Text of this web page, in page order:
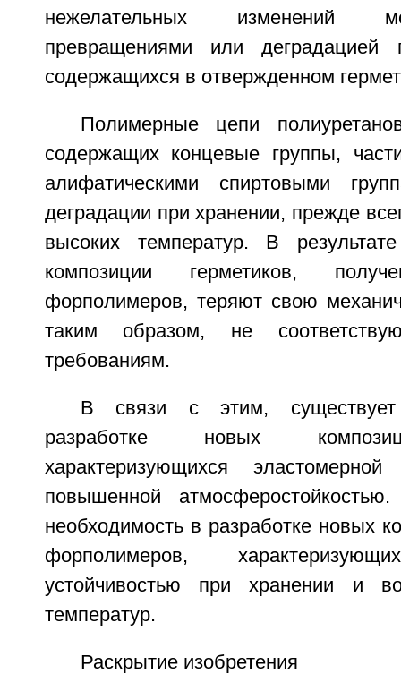
нежелательных изменений
превращениями или деградацией
содержащихся в отвержденном
Полимерные цепи
содержащих концевые группы,
алифатическими спиртовыми
деградации при хранении, прежде
высоких температур. В
композиции герметиков,
форполимеров, теряют свою
таким образом, не
требованиям.
В связи с этим, существует
разработке новых
характеризующихся
повышенной
необходимость в разработке новых
форполимеров,
устойчивостью при хранении и
температур.
Раскрытие изобретения